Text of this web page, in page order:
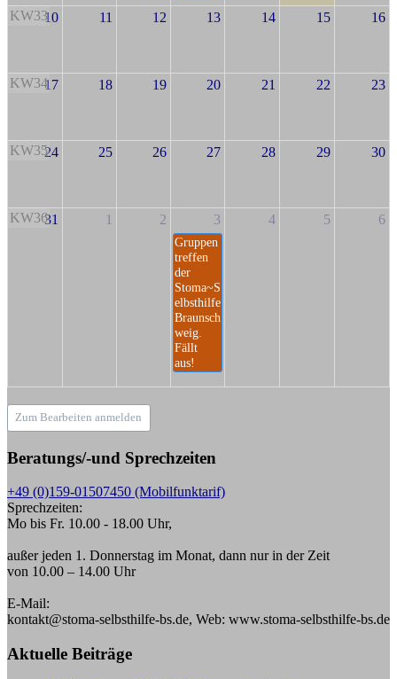
KW3310 11 12 13 14 15 16
KW3417 18 19 20 21 22 23
KW3524 25 26 27 28 29 30
KW3631 1 2 3
Gruppen
treffen
der
Stoma~S
elbsthilfe
Braunsch
weig.
Fällt
aus!
4 5 6
Zum Bearbeiten anmelden
Beratungs/-und Sprechzeiten
+49 (0)159-01507450 (Mobilfunktarif)
Sprechzeiten:
Mo bis Fr. 10.00 - 18.00 Uhr,
außer jeden 1. Donnerstag im Monat, dann nur in der Zeit
von 10.00 – 14.00 Uhr
E-Mail:
kontakt@stoma-selbsthilfe-bs.de, Web: www.stoma-selbsthilfe-bs.de
Aktuelle Beiträge